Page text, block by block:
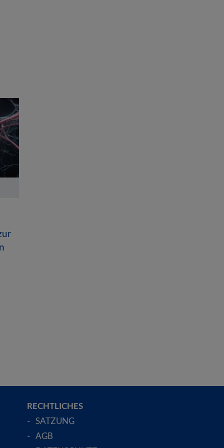
RECHTLICHES
SATZUNG
AGB